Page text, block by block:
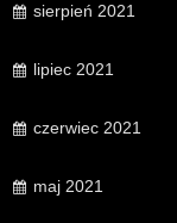
sierpień 2021
lipiec 2021
czerwiec 2021
maj 2021